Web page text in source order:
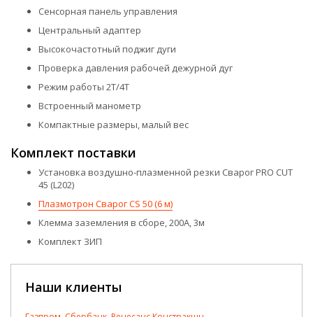
Сенсорная панель управления
Центральный адаптер
Высокочастотный поджиг дуги
Проверка давления рабочей дежурной дуг
Режим работы 2Т/4Т
Встроенный манометр
Компактные размеры, малый вес
Комплект поставки
Установка воздушно-плазменной резки Сварог PRO CUT
45 (L202)
Плазмотрон Сварог СS 50 (6 м)
Клемма заземления в сборе, 200А, 3м
Комплект ЗИП
Наши клиенты